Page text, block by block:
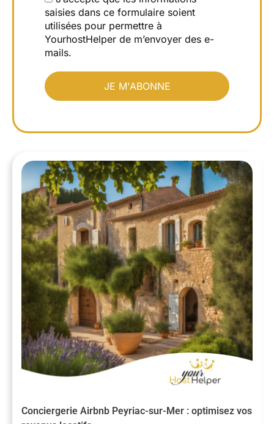
saisies dans ce formulaire soient
utilisées pour permettre à
YourhostHelper de m’envoyer des e-
mails.
Conciergerie Airbnb Peyriac-sur-Mer : optimisez vos